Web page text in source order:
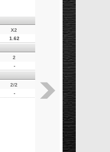
X2
1.62
2
-
2/2
-